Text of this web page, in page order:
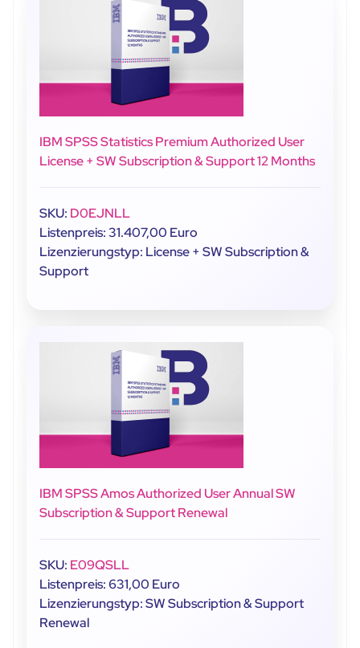
IBM SPSS Statistics Premium Authorized User
License + SW Subscription & Support 12 Months
SKU: D0EJNLL
Listenpreis: 31.407,00 Euro
Lizenzierungstyp: License + SW Subscription &
Support
IBM SPSS Amos Authorized User Annual SW
Subscription & Support Renewal
SKU: E09QSLL
Listenpreis: 631,00 Euro
Lizenzierungstyp: SW Subscription & Support
Renewal